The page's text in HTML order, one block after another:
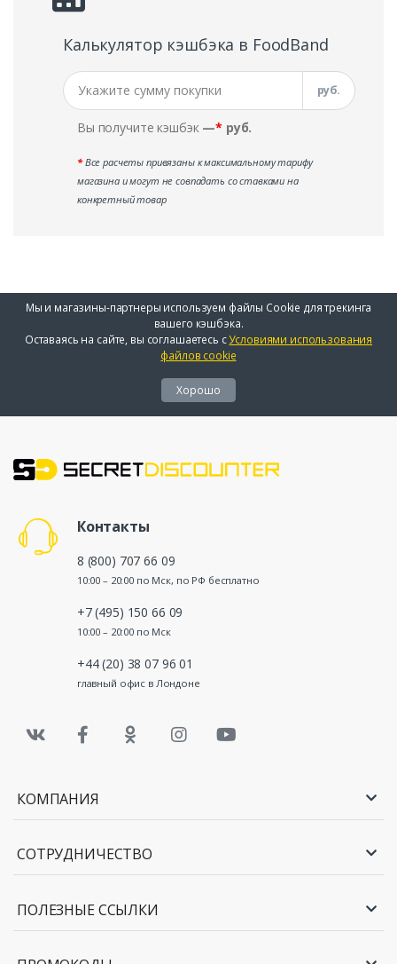
Калькулятор кэшбэка в FoodBand
руб.
Вы получите кэшбэк —* руб.
*Все расчеты привязаны к максимальному тарифу
магазина и могут не совпадать со ставками на
конкретный товар
Мы и магазины-партнеры используем файлы Cookie для трекинга
вашего кэшбэка.
Оставаясь на сайте, вы соглашаетесь сУсловиями использования
файлов cookie
Хорошо
Контакты
8 (800) 707 66 09
10:00 – 20:00 по Мск, по РФ бесплатно
+7 (495) 150 66 09
10:00 – 20:00 по Мск
+44 (20) 38 07 96 01
главный офис в Лондоне
КОМПАНИЯ
СОТРУДНИЧЕСТВО
ПОЛЕЗНЫЕ ССЫЛКИ